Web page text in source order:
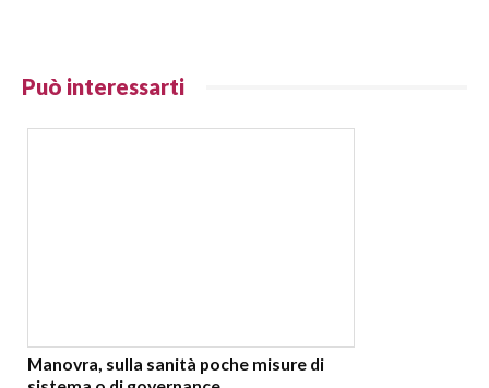
Può interessarti
Manovra, sulla sanità poche misure di